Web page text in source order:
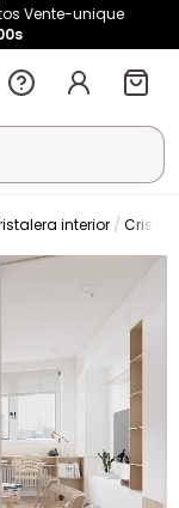
Vente-unique
interior